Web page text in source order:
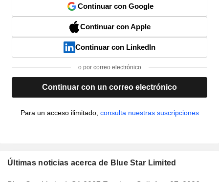
Continuar con Google
Continuar con Apple
Continuar con LinkedIn
o por correo electrónico
Continuar con un correo electrónico
Para un acceso ilimitado, consulta nuestras suscripciones
Últimas noticias acerca de Blue Star Limited